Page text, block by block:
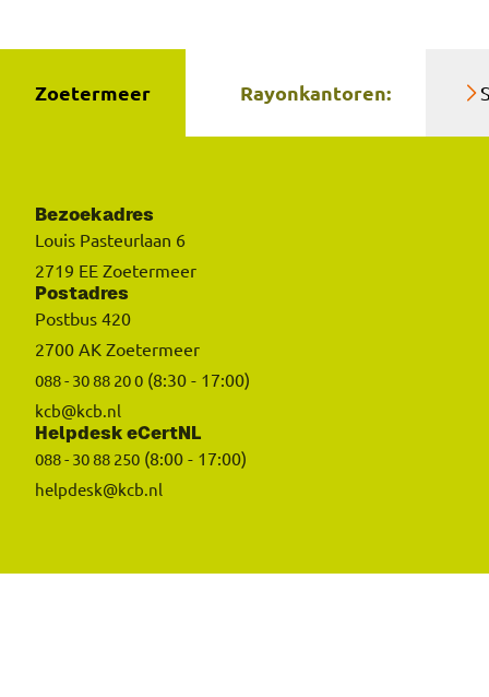
Zoetermeer Rayonkantoren:
Bezoekadres
Louis Pasteurlaan 6
2719 EE Zoetermeer
Postadres
Postbus 420
2700 AK Zoetermeer
088 - 30 88 20 0 (8:30 - 17:00)
kcb@kcb.nl
Helpdesk eCertNL
088 - 30 88 250 (8:00 - 17:00)
helpdesk@kcb.nl